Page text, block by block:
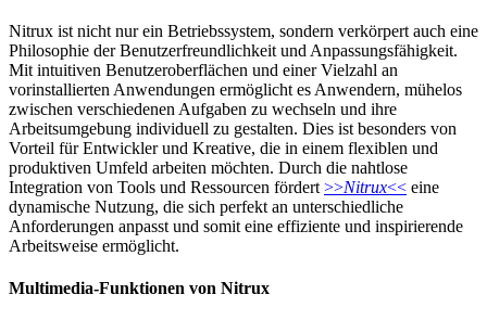
Nitrux ist nicht nur ein Betriebssystem, sondern verkörpert auch eine
Philosophie der Benutzerfreundlichkeit und Anpassungsfähigkeit.
Mit intuitiven Benutzeroberflächen und einer Vielzahl an
vorinstallierten Anwendungen ermöglicht es Anwendern, mühelos
zwischen verschiedenen Aufgaben zu wechseln und ihre
Arbeitsumgebung individuell zu gestalten. Dies ist besonders von
Vorteil für Entwickler und Kreative, die in einem flexiblen und
produktiven Umfeld arbeiten möchten. Durch die nahtlose
Integration von Tools und Ressourcen fördert >>Nitrux<< eine
dynamische Nutzung, die sich perfekt an unterschiedliche
Anforderungen anpasst und somit eine effiziente und inspirierende
Arbeitsweise ermöglicht.
Multimedia-Funktionen von Nitrux